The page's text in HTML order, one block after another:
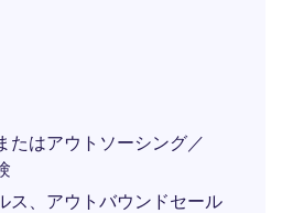
たはアウトソーシング／
ス、アウトバウンドセール